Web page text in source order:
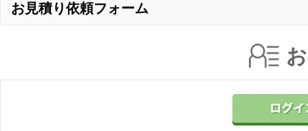
お見積り依頼フォーム